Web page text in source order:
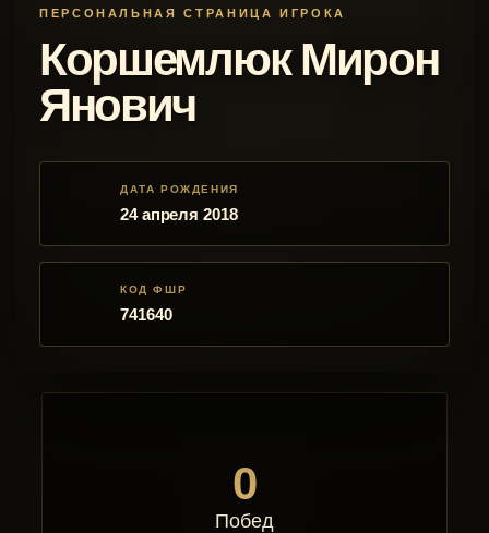
ПЕРСОНАЛЬНАЯ СТРАНИЦА ИГРОКА
Коршемлюк Мирон
Янович
ДАТА РОЖДЕНИЯ
24 апреля 2018
КОД ФШР
741640
0
Побед